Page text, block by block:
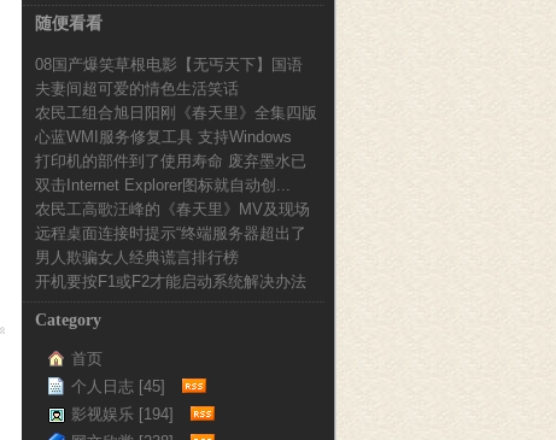
随便看看
08国产爆笑草根电影【无丐天下】国语
DVD版在线观...
夫妻间超可爱的情色生活笑话
农民工组合旭日阳刚《春天里》全集四版
合一版
心蓝WMI服务修复工具 支持Windows
x86...
打印机的部件到了使用寿命 废弃墨水已
满清零软件
双击Internet Explorer图标就自动创...
农民工高歌汪峰的《春天里》MV及现场
版
远程桌面连接时提示“终端服务器超出了
最大允许连接数...
男人欺骗女人经典谎言排行榜
开机要按F1或F2才能启动系统解决办法
Category
首页
个人日志 [45]
影视娱乐 [194]